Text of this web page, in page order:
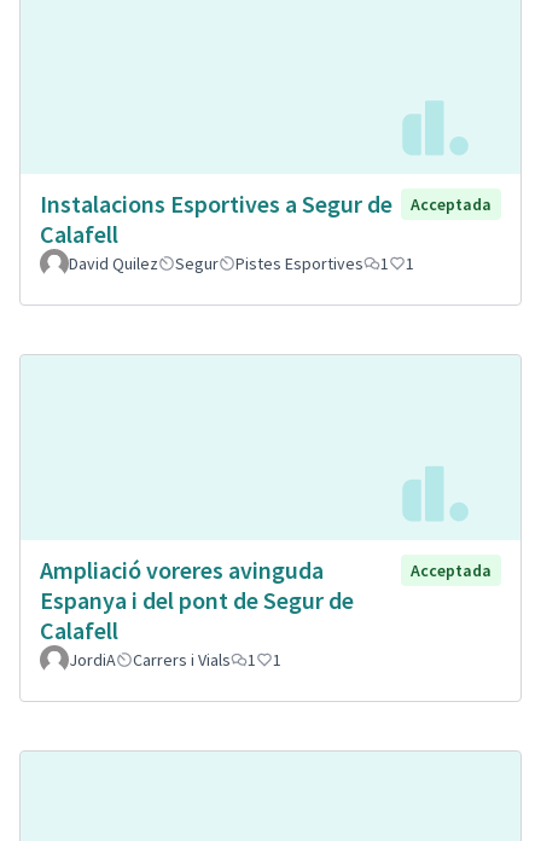
Instalacions Esportives a Segur de
Calafell
Acceptada
David Quilez Segur Pistes Esportives 1 1
Ampliació voreres avinguda
Espanya i del pont de Segur de
Calafell
Acceptada
JordiA Carrers i Vials 1 1